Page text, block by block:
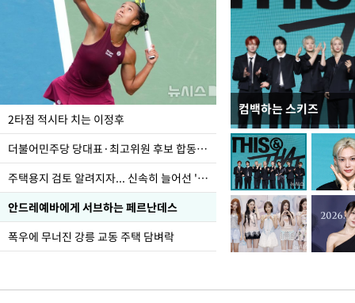
2타점 적시타 치는 이정후
더불어민주당 당대표·최고위원 후보 합동연설회
주택용지 검토 알려지자... 신속히 늘어선 '근조화환'
안드레예바에게 서브하는 페르난데스
폭우에 무너진 강릉 교동 주택 담벼락
컴백하는 스키즈
이번주 국회에는 무